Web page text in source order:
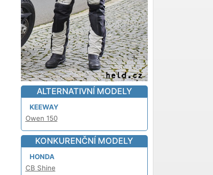
ALTERNATIVNÍ MODELY
KEEWAY
Owen 150
KONKURENČNÍ MODELY
HONDA
CB Shine